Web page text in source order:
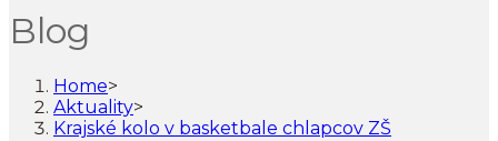
Blog
Home>
Aktuality>
Krajské kolo v basketbale chlapcov ZŠ